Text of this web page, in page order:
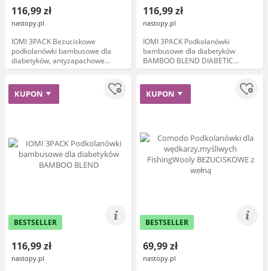
116,99 zł
nastopy.pl
IOMI 3PACK Bezuciskowe
podkolanówki bambusowe dla
diabetyków, antyzapachowe
BAMBOO BLEND DIABETIC,
Denim
116,99 zł
nastopy.pl
IOMI 3PACK Podkolanówki
bambusowe dla diabetyków
BAMBOO BLEND DIABETIC
bezuciskowy ściągacz Rozmiar 37-
KUPON
BESTSELLER
116,99 zł
nastopy.pl
KUPON
BESTSELLER
69,99 zł
nastopy.pl